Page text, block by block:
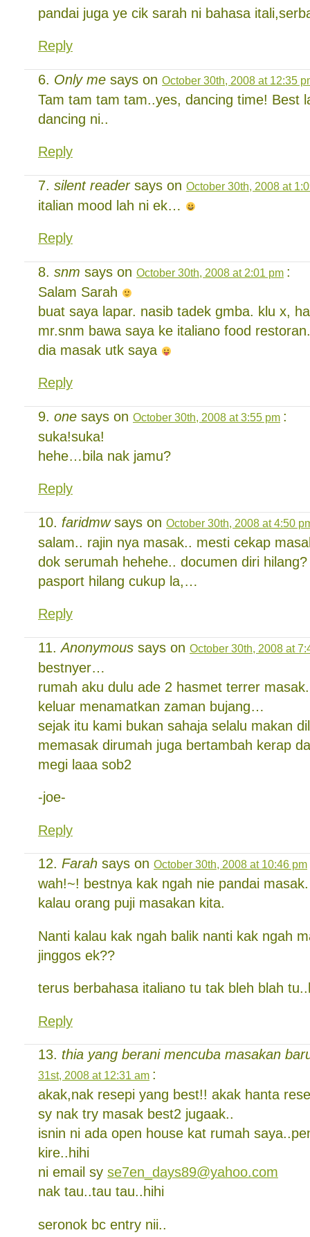
pandai juga ye cik sarah ni bahasa
Reply
Only me says on October 30th, 2008 at 12:35
Tam tam tam tam..yes, dancing time! Best
dancing ni..
Reply
silent readersays on October 30th, 2008 at
italian mood lah ni ek…
Reply
snm says on October 30th, 2008 at 2:01 pm :
Salam Sarah
buat saya lapar. nasib tadek gmba. klu x,
mr.snm bawa saya ke italiano food
dia masak utk saya
Reply
one says on October 30th, 2008 at 3:55 pm :
suka!suka!
hehe…bila nak jamu?
Reply
faridmwsays on October 30th, 2008 at 4:50
salam.. rajin nya masak.. mesti cekap
dok serumah hehehe.. documen diri
pasport hilang cukup la,…
Reply
Anonymous says on October 30th, 2008 at
bestnyer…
rumah aku dulu ade 2 hasmet terrer
keluar menamatkan zaman bujang…
sejak itu kami bukan sahaja selalu makan
memasak dirumah juga bertambah kerap
megi laaa sob2
-joe-
Reply
Farah says on October 30th, 2008 at 10:46 pm
wah!~! bestnya kak ngah nie pandai
kalau orang puji masakan kita.
Nanti kalau kak ngah balik nanti kak ngah
jinggos ek??
terus berbahasa italiano tu tak bleh blah
Reply
thia yang berani mencuba masakan
31st, 2008 at 12:31 am :
akak,nak resepi yang best!! akak hanta
sy nak try masak best2 jugaak..
isnin ni ada open house kat rumah
kire..hihi
ni email sy se7en_days89@yahoo.com
nak tau..tau tau..hihi
seronok bc entry nii..